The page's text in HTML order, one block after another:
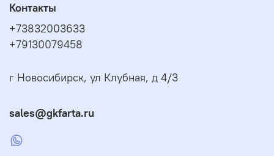
Контакты
+73832003633
+79130079458
г Новосибирск, ул Клубная, д 4/3
sales@gkfarta.ru